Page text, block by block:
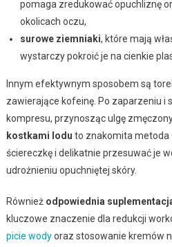
pomaga zredukować opuchliznę
okolicach oczu,
surowe ziemniaki, które mają
wystarczy pokroić je na cienkie
Innym efektywnym sposobem są
zawierające kofeinę. Po zaparzeniu i
kompresu, przynosząc ulgę
kostkami lodu to znakomita metoda
ściereczkę i delikatnie przesuwać je
udrożnieniu opuchniętej skóry.
Również odpowiednia
kluczowe znaczenie dla redukcji
picie wodyoraz stosowanie kremów